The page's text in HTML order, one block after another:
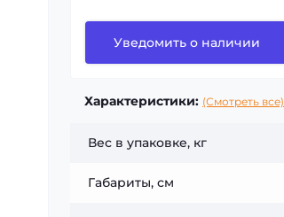
Уведомить о наличии
Характеристики: (Смотреть все)
Вес в упаковке, кг
Габариты, см